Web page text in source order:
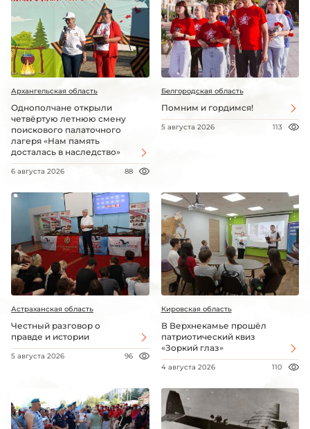
Архангельская область
Однополчане открыли
четвёртую летнюю смену
поискового палаточного
лагеря «Нам память
досталась в наследство»
6 августа 2026 88
Белгородская область
Помним и гордимся!
5 августа 2026 113
Астраханская область
Честный разговор о
правде и истории
5 августа 2026 96
Кировская область
В Верхнекамье прошёл
патриотический квиз
«Зоркий глаз»
4 августа 2026 110